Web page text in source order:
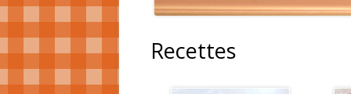
Recettes